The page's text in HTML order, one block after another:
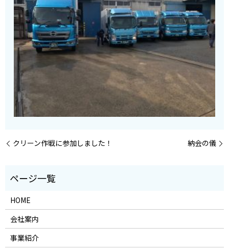
クリーン作戦に参加しました！ 納会の儀
HOME
会社案内
事業紹介